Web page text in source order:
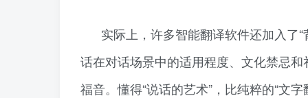
实际上，许多智能翻译软件还加入了
话在对话场景中的适用程度、文化禁忌
福音。懂得“说话的艺术”，比纯粹的“文